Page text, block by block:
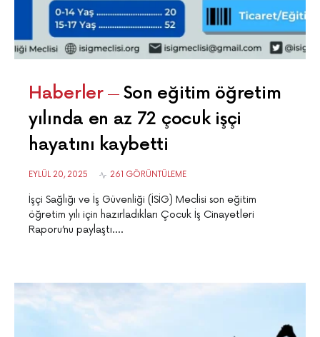
Haberler
Son eğitim öğretim
yılında en az 72 çocuk işçi
hayatını kaybetti
EYLÜL 20, 2025 261 GÖRÜNTÜLEME
İşçi Sağlığı ve İş Güvenliği (İSİG) Meclisi son eğitim
öğretim yılı için hazırladıkları Çocuk İş Cinayetleri
Raporu’nu paylaştı.…